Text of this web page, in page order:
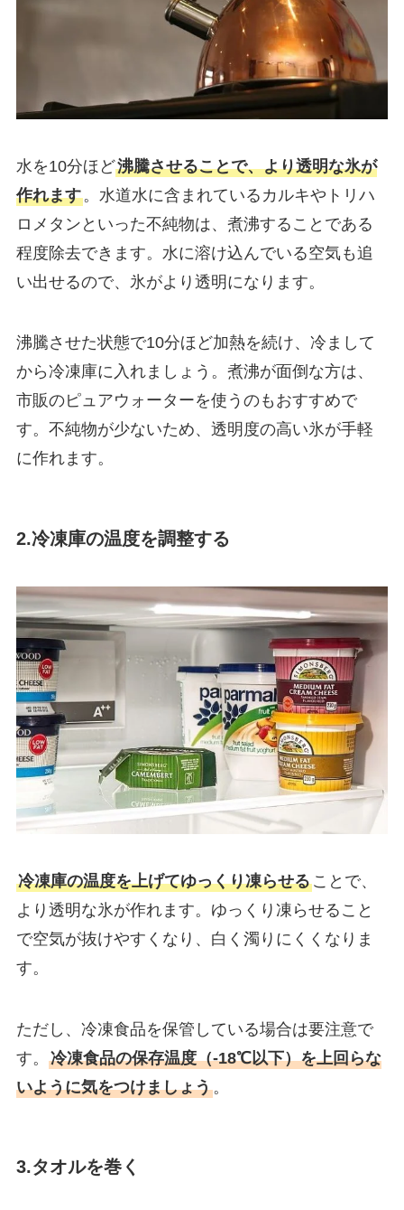
水を10分ほど沸騰させることで、より透明な氷が
作れます。水道水に含まれているカルキやトリハ
ロメタンといった不純物は、煮沸することである
程度除去できます。水に溶け込んでいる空気も追
い出せるので、氷がより透明になります。
沸騰させた状態で10分ほど加熱を続け、冷まして
から冷凍庫に入れましょう。煮沸が面倒な方は、
市販のピュアウォーターを使うのもおすすめで
す。不純物が少ないため、透明度の高い氷が手軽
に作れます。
2.冷凍庫の温度を調整する
冷凍庫の温度を上げてゆっくり凍らせることで、
より透明な氷が作れます。ゆっくり凍らせること
で空気が抜けやすくなり、白く濁りにくくなりま
す。
ただし、冷凍食品を保管している場合は要注意で
す。 冷凍食品の保存温度（-18℃以下）を上回らな
いように気をつけましょう。
3.タオルを巻く